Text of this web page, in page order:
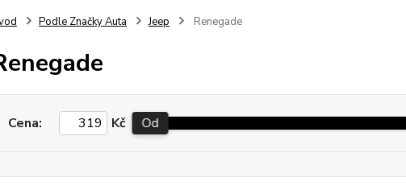
Podle Značky Auta Jeep Renegade
Cena: Kč Od